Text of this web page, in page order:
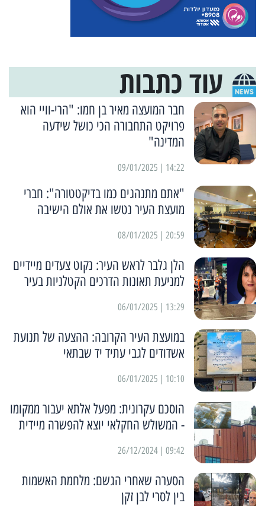
עוד כתבות
חבר המועצה מאיר בן חמו: "הרי-וויי הוא
פרויקט התחבורה הכי כושל שידעה
המדינה"
14:22 | 09/01/2025
"אתם מתנהגים כמו בדיקטטורה": חברי
מועצת העיר נטשו את אולם הישיבה
20:59 | 08/01/2025
הלן גלבר לראש העיר: נקוט צעדים מיידיים
למניעת תאונות הדרכים הקטלניות בעיר
13:29 | 06/01/2025
במועצת העיר הקרובה: ההצעה של תנועת
אשדודים לגבי עתיד יד שבתאי
10:10 | 06/01/2025
הוסכם עקרונית: מפעל אלתא יעבור ממקומו
- המשולש החקלאי יוצא להפשרה מיידית
09:42 | 26/12/2024
הסערה שאחרי הגשם: מלחמת האשמות
בין לסרי לבן זקן